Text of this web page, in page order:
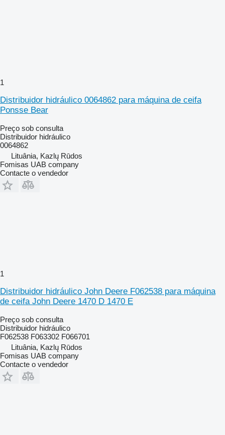
1
Distribuidor hidráulico 0064862 para máquina de ceifa
Ponsse Bear
Preço sob consulta
Distribuidor hidráulico
0064862
Lituânia, Kazlų Rūdos
Fomisas UAB company
Contacte o vendedor
1
Distribuidor hidráulico John Deere F062538 para máquina
de ceifa John Deere 1470 D 1470 E
Preço sob consulta
Distribuidor hidráulico
F062538 F063302 F066701
Lituânia, Kazlų Rūdos
Fomisas UAB company
Contacte o vendedor